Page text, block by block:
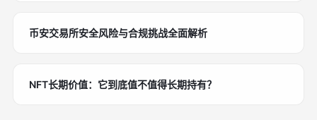
币安交易所安全风险与合规挑战全面解析
NFT长期价值：它到底值不值得长期持有？